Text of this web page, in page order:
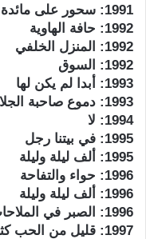
1991: سحور على مائدة أشعب
1992: حافة الهاوية
1992: المنزل الخلفي
1992: السوق
1993: أبدا لم يكن لها
1993: دموع صاحبة الجلالة
1994: لا
1995: في بيتنا رجل
1995: ألف ليلة وليلة
1996: حواء والتفاحة
1996: ألف ليلة وليلة
1996: الصبر في الملاحات
1997: قليل من الحب كثير من العنف